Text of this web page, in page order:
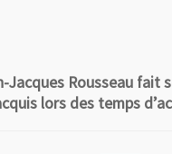
Rousseau fait
lors des temps